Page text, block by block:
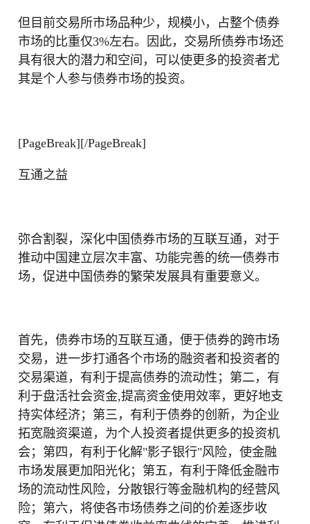
但目前交易所市场品种少，规模小，占整个债券
市场的比重仅3%左右。因此，交易所债券市场还
具有很大的潜力和空间，可以使更多的投资者尤
其是个人参与债券市场的投资。
[PageBreak][/PageBreak]
互通之益
弥合割裂，深化中国债券市场的互联互通，对于
推动中国建立层次丰富、功能完善的统一债券市
场，促进中国债券的繁荣发展具有重要意义。
首先，债券市场的互联互通，便于债券的跨市场
交易，进一步打通各个市场的融资者和投资者的
交易渠道，有利于提高债券的流动性；第二，有
利于盘活社会资金,提高资金使用效率，更好地支
持实体经济；第三，有利于债券的创新，为企业
拓宽融资渠道，为个人投资者提供更多的投资机
会；第四，有利于化解"影子银行"风险，使金融
市场发展更加阳光化；第五，有利于降低金融市
场的流动性风险，分散银行等金融机构的经营风
险；第六，将使各市场债券之间的价差逐步收